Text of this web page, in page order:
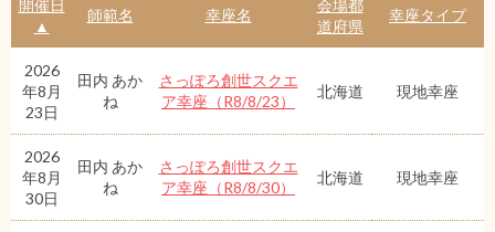
開催日
▲
師範名 幸座名
会場都
道府県
幸座タイプ
2026
年8月
23日
田内 あか
ね
さっぽろ創世スクエ
ア幸座（R8/8/23）
北海道 現地幸座
2026
年8月
30日
田内 あか
ね
さっぽろ創世スクエ
ア幸座（R8/8/30）
北海道 現地幸座